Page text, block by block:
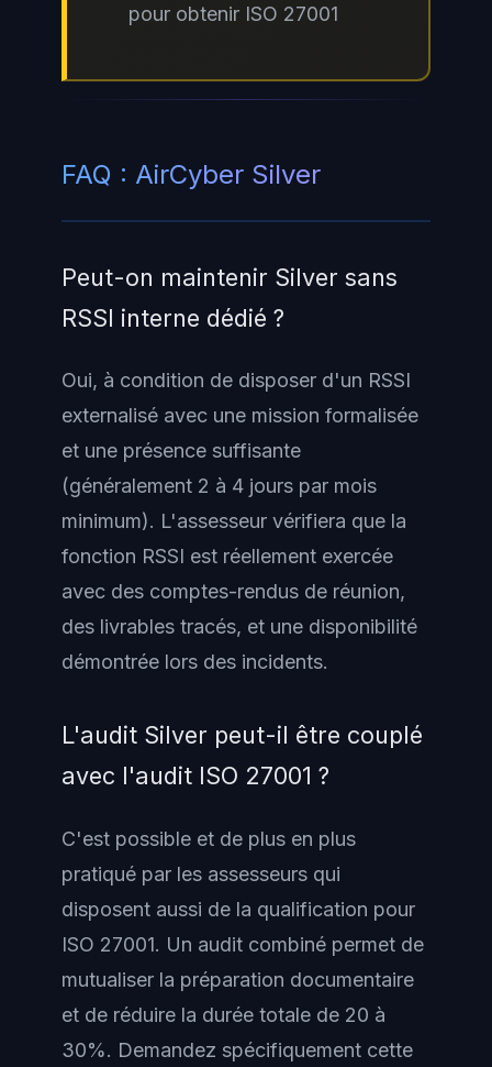
pour obtenir ISO 27001
FAQ : AirCyber Silver
Peut-on maintenir Silver sans
RSSI interne dédié ?
Oui, à condition de disposer d'un RSSI
externalisé avec une mission formalisée
et une présence suffisante
(généralement 2 à 4 jours par mois
minimum). L'assesseur vérifiera que la
fonction RSSI est réellement exercée
avec des comptes-rendus de réunion,
des livrables tracés, et une disponibilité
démontrée lors des incidents.
L'audit Silver peut-il être couplé
avec l'audit ISO 27001 ?
C'est possible et de plus en plus
pratiqué par les assesseurs qui
disposent aussi de la qualification pour
ISO 27001. Un audit combiné permet de
mutualiser la préparation documentaire
et de réduire la durée totale de 20 à
30%. Demandez spécifiquement cette